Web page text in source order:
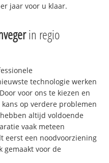
jaar voor u klaar.
in regio
technologie werken
voor ons te kiezen en
op verdere problemen
altijd voldoende
vaak meteen
eerst een noodvoorziening
gemaakt voor de